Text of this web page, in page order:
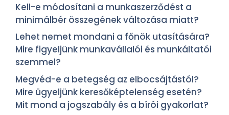
Kell-e módosítani a munkaszerződést a
minimálbér összegének változása miatt?
Lehet nemet mondani a főnök utasítására?
Mire figyeljünk munkavállalói és munkáltatói
szemmel?
Megvéd-e a betegség az elbocsájtástól?
Mire ügyeljünk keresőképtelenség esetén?
Mit mond a jogszabály és a bírói gyakorlat?